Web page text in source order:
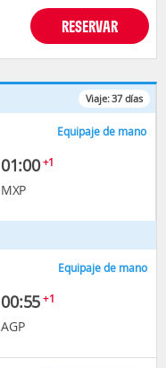
RESERVAR
Viaje:37 días
Equipaje de mano
01:00+1
MXP
Equipaje de mano
00:55+1
AGP